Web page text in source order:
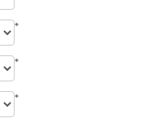
*
*
*